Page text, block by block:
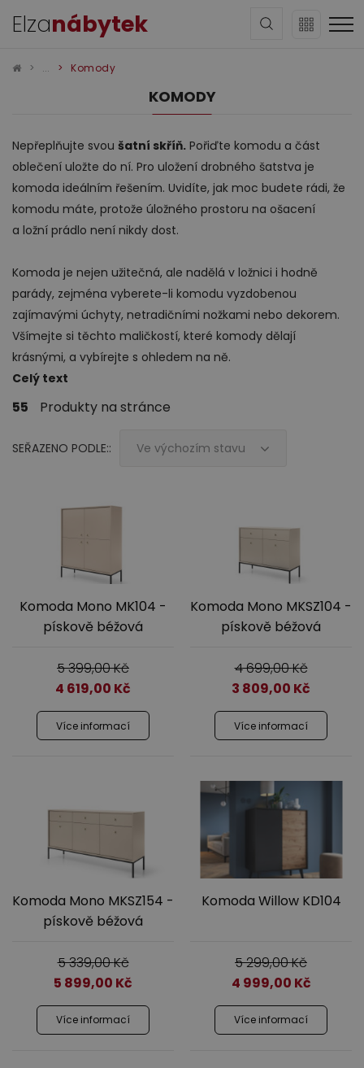
Elzanábytek
Sedací soupravy
Obývací pokoj
Dětský nábytek
Komody
KOMODY
Nepřeplňujte svou šatní skříň. Pořiďte komodu a část
oblečení uložte do ní. Pro uložení drobného šatstva je
komoda ideálním řešením. Uvidíte, jak moc budete rádi, že
komodu máte, protože úložného prostoru na ošacení
a ložní prádlo není nikdy dost.
Komoda je nejen užitečná, ale nadělá v ložnici i hodně
parády, zejména vyberete-li komodu vyzdobenou
zajímavými úchyty, netradičními nožkami nebo dekorem.
Všímejte si těchto maličkostí, které komody dělají
krásnými, a vybírejte s ohledem na ně.
Celý text
55 Produkty na stránce
SEŘAZENO PODLE:: Ve výchozím stavu
Komoda Mono MK104 -
pískově béžová
5 399,00Kč
4 619,00 Kč
Více informací
Komoda Mono MKSZ104 -
pískově béžová
4 699,00Kč
3 809,00 Kč
Více informací
Komoda Mono MKSZ154 -
pískově béžová
5 339,00Kč
5 899,00 Kč
Více informací
Komoda Willow KD104
5 299,00Kč
4 999,00 Kč
Více informací